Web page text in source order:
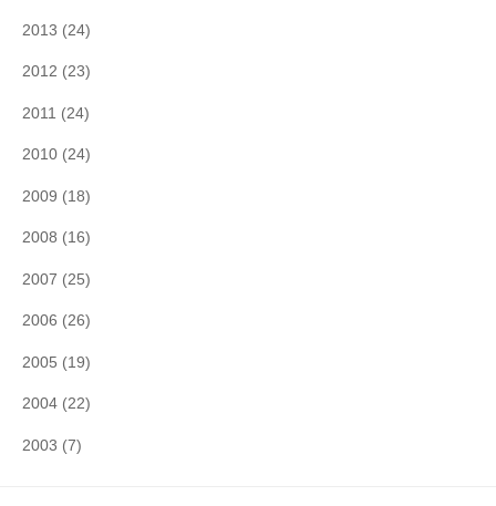
2013 (24)
2012 (23)
2011 (24)
2010 (24)
2009 (18)
2008 (16)
2007 (25)
2006 (26)
2005 (19)
2004 (22)
2003 (7)